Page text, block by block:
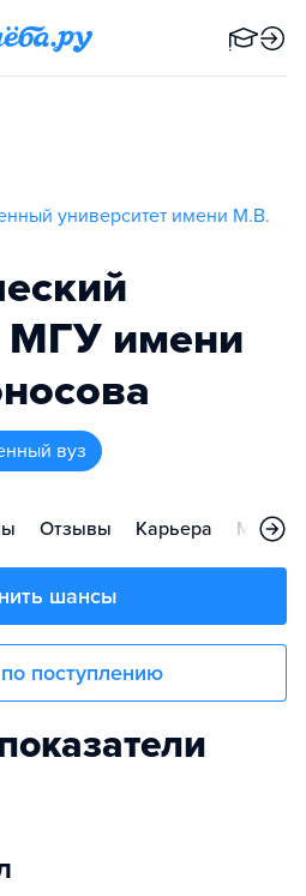
университет имени М.В.
МГУ имени
вуз
Отзывы Карьера
шансы
поступлению